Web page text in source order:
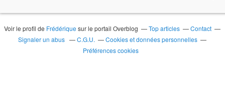
Voir le profil de Frédérique sur le portail Overblog Top articles
Contact
Signaler un abus
C.G.U.
Cookies et données personnelles
Préférences cookies